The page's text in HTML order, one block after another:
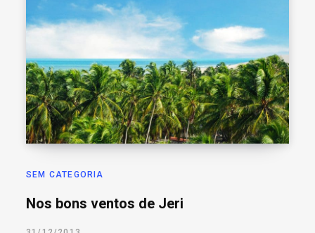
SEM CATEGORIA
Nos bons ventos de Jeri